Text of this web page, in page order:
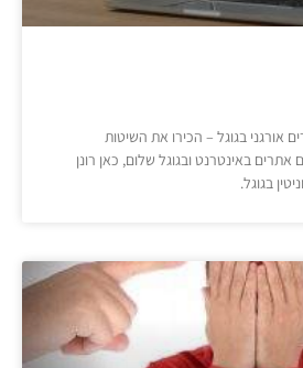
אורגני בגוגל – הכירו את השיטות
באינטרנט ובגוגל שלום, כאן רונן
בגוגל.